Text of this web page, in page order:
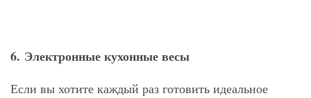
6. Электронные кухонные весы
Если вы хотите каждый раз готовить идеальное